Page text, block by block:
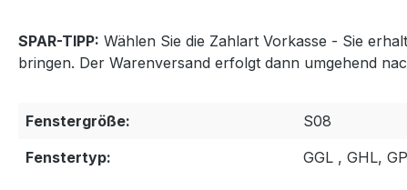
SPAR-TIPP: Wählen Sie die Zahlart Vorkasse - Sie
bringen. Der Warenversand erfolgt dann umgehend
Fenstergröße:
S08
Fenstertyp:
GGL , GHL,